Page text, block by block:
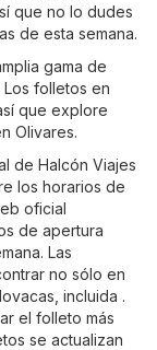
que no lo dudes
de esta semana.
gama de
folletos en
que explore
Olivares.
de Halcón Viajes
los horarios de
oficial
de apertura
Las
no sólo en
incluida .
el folleto más
se actualizan